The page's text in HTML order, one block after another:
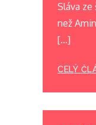
Sláva
než
[…]
CELÝ